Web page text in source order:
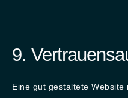
9.
Eine gut gestaltete